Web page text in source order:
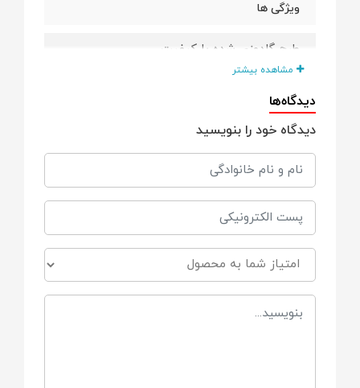
ویژگی ها
طرح گلدوزی شده با کیفیت
دارای یقه ب ب
یک دکمه پشت گردن برای سهولت در استفاده
جنس پارچه بسیار لطیف
سایزبندی
سایز 1 : 3 تا 6 ماه
سایز 2 : 6 تا 9 ماه
مشاهده بیشتر
دیدگاه‌ها
دیدگاه خود را بنویسید